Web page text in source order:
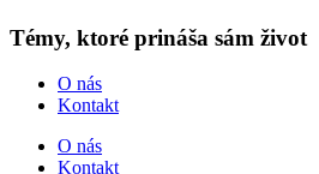
Témy, ktoré prináša sám život
O nás
Kontakt
O nás
Kontakt